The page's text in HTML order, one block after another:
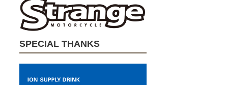
SPECIAL THANKS